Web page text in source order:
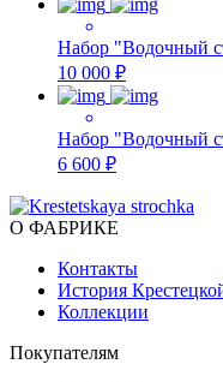
Набор "Водочный
10 000 ₽
Набор "Водочный
6 600 ₽
О ФАБРИКЕ
Контакты
История
Коллекции
Покупателям